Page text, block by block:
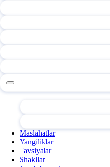
Maslahatlar
Yangiliklar
Tavsiyalar
Shakllar